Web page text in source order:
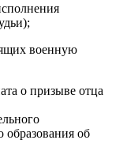
военную
о призыве отца
образования об